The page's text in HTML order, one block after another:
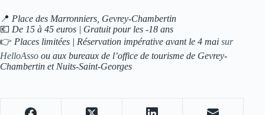
📍 Place des Marronniers, Gevrey-Chambertin
💶 De 15 à 45 euros | Gratuit pour les -18 ans
👉 Places limitées | Réservation impérative avant le 4 mai sur
HelloAsso ou aux bureaux de l’office de tourisme de Gevrey-
Chambertin et Nuits-Saint-Georges